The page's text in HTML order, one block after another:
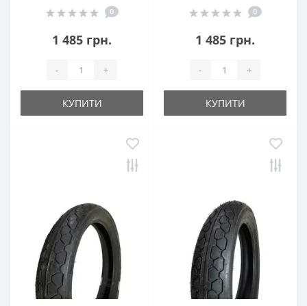
0
1 485 грн.
- +
КУПИТИ
0
1 485 грн.
- +
КУПИТИ